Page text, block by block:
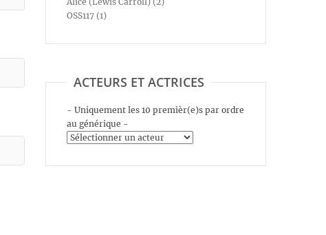
OSS117 (1)
ACTEURS ET ACTRICES
- Uniquement les 10 premièr(e)s par ordre
au générique -